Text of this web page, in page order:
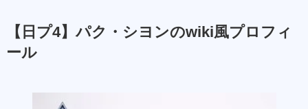
【日プ4】パク・シヨンのwiki風プロフィ
ール